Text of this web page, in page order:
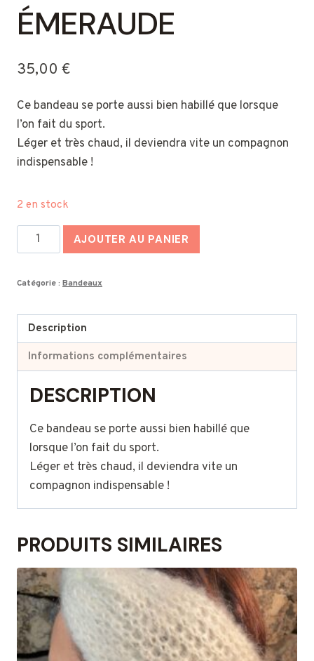
ÉMERAUDE
35,00 €
Ce bandeau se porte aussi bien habillé que lorsque
l’on fait du sport.
Léger et très chaud, il deviendra vite un compagnon
indispensable !
2 en stock
quantité
de
en
mohair
-
émeraude
AJOUTER AU PANIER
Catégorie : Bandeaux
Description
Informations complémentaires
DESCRIPTION
Ce bandeau se porte aussi bien habillé que
lorsque l’on fait du sport.
Léger et très chaud, il deviendra vite un
compagnon indispensable !
PRODUITS SIMILAIRES